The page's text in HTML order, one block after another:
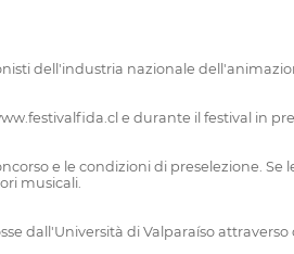
dell'industria nazionale
e durante il festival in
e le condizioni di preselezione.
musicali.
dall'Università di Valparaíso